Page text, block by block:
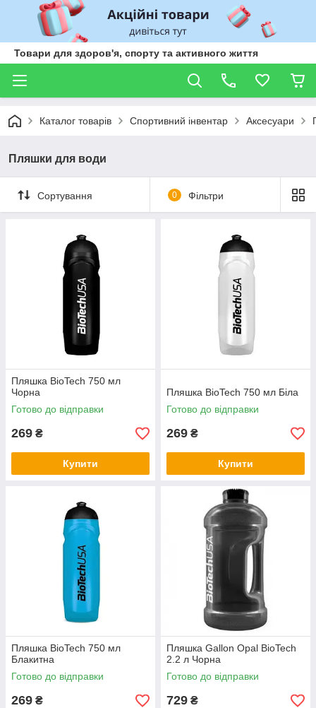
Товари для здоров'я, спорту та активного життя
Каталог товарів Спортивний інвентар Аксесуари
Пляшки для води
Сортування 0 Фільтри
Пляшка BioTech 750 мл
Чорна
Готово до відправки
269 ₴
Купити
Пляшка BioTech 750 мл Біла
Готово до відправки
269 ₴
Купити
Пляшка BioTech 750 мл
Блакитна
Готово до відправки
269 ₴
Пляшка Gallon Opal BioTech
2.2 л Чорна
Готово до відправки
729 ₴